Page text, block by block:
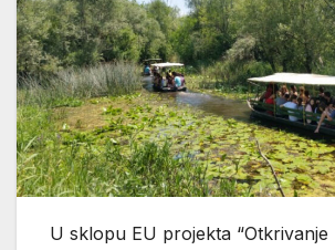
U sklopu EU projekta “Otkrivanje